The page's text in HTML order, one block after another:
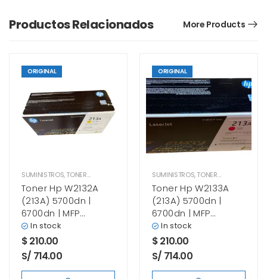
Productos Relacionados More Products
ORIGINAL
SUMINISTROS,TONER HP
Toner Hp W2132A
(213A) 5700dn |
6700dn | MFP
5800dn | 6800dn
Yellow
In stock
$210.00
S/ 714.00
ORIGINAL
SUMINISTROS,TONER HP
Toner Hp W2133A
(213A) 5700dn |
6700dn | MFP
5800dn | 6800dn
Magenta
In stock
$210.00
S/ 714.00